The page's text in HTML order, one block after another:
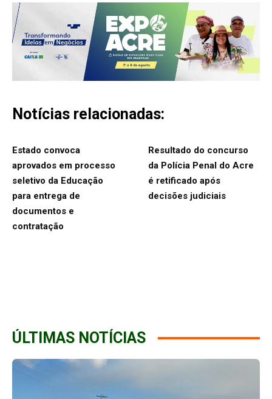
Notícias relacionadas:
Estado convoca
aprovados em processo
seletivo da Educação
para entrega de
documentos e
contratação
Resultado do concurso
da Polícia Penal do Acre
é retificado após
decisões judiciais
ÚLTIMAS NOTÍCIAS